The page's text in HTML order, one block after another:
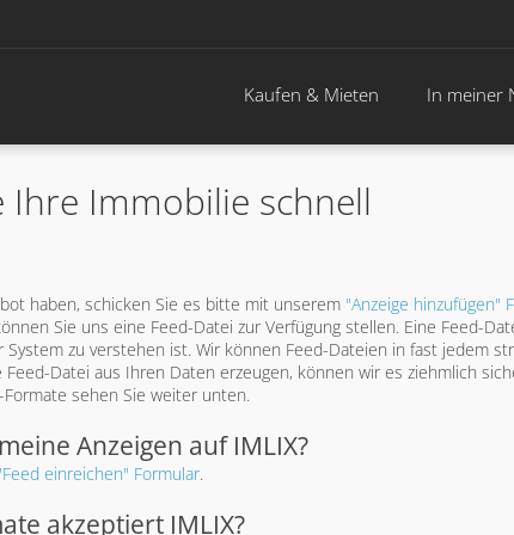
Kaufen & Mieten In meiner
Ihre Immobilie schnell
haben, schicken Sie es bitte mit unserem "Anzeige hinzufügen"
Sie uns eine Feed-Datei zur Verfügung stellen. Eine Feed-
System zu verstehen ist. Wir können Feed-Dateien in fast jedem
Datei aus Ihren Daten erzeugen, können wir es ziehmlich
sehen Sie weiter unten.
Anzeigen auf IMLIX?
einreichen" Formular.
akzeptiert IMLIX?